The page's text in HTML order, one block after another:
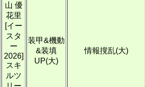
山 優
花里
[イー
スタ
ー
2026]
スキ
ルツ
装甲&機動
&装填
UP(大)
情報撹乱(大)